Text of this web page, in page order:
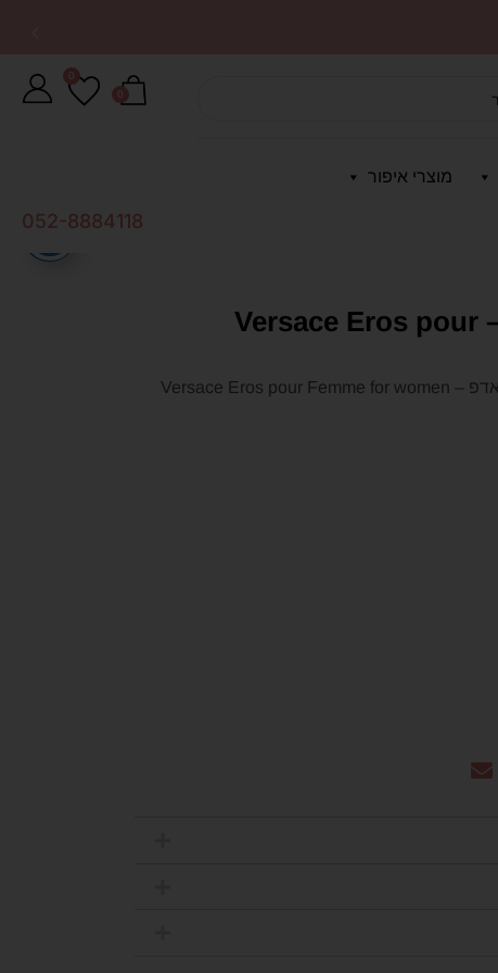
מוצרי איפור
0
0
052-8884118
ורסצה ארוס לאישה 100 מל אדפ – Versace Eros pour
ורסצה ארוס לאישה 100 מל אדפ – Versace Eros pour Femme for women